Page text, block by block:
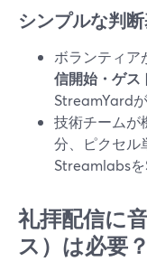
シンプルな判
ボランティア
信開始・ゲス
StreamYardが
技術チームが
分、ピクセル
Streamlabsを
礼拝配信に
ス）は必要？